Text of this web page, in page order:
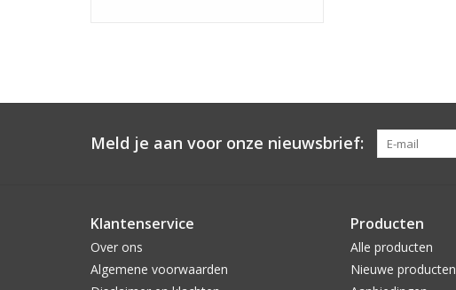
Meld je aan voor onze nieuwsbrief:
Klantenservice
Over ons
Algemene voorwaarden
Producten
Alle producten
Nieuwe producten